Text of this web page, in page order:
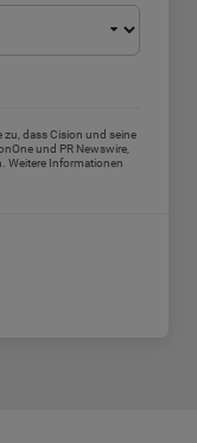
dass Cision und seine
und PR Newswire,
Weitere Informationen